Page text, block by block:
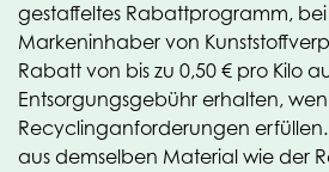
gestaffeltes Rabattprogramm,
Markeninhaber von
Rabatt von bis zu 0,50 € pro Kilo
Entsorgungsgebühr erhalten,
Recyclinganforderungen erfüllen.
aus demselben Material wie der